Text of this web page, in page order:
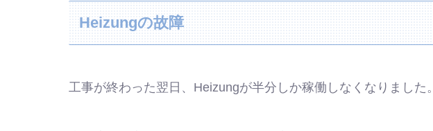
Heizungの故障
工事が終わった翌日、Heizungが半分しか稼働しなくなりました。